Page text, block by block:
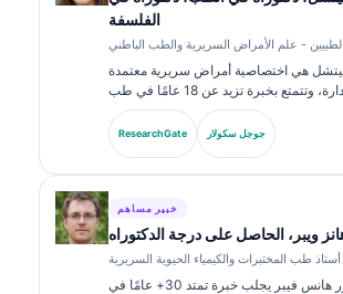
الفلسفة
- علم الأمراض السريرية والطب الباطني
هي اختصاصية أمراض سريرية معتمدة
من مجلس الإدارة، وتتمتع بخبرة تزيد عن 18 عامًا في طب
التشخيصي. تحمل شهادات تخصص في
ونشرت على نطاق واسع حول لوحات
ResearchGate جوجل سكولار
خبير مساهم
ويبر، الحاصل على درجة الدكتوراه
أستاذ طب المختبرات والكيمياء الحيوية السريرية
الأستاذ الدكتور هانس فيبر يجلب خبرة تمتد 30+ عامًا في